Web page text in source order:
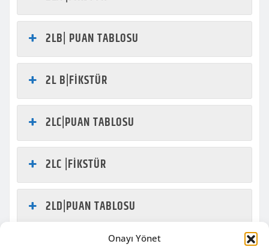
Onayı Yönet
2LB| PUAN TABLOSU
2L B|FİKSTÜR
2LC|PUAN TABLOSU
2LC |FİKSTÜR
2LD|PUAN TABLOSU